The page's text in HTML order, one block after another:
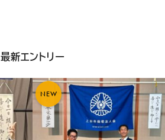
最新エントリー
NEW